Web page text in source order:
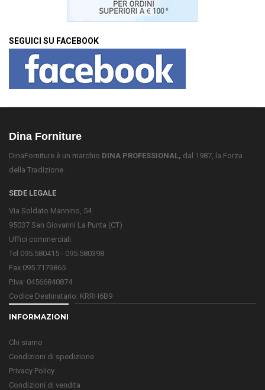
SEGUICI SU FACEBOOK
Dina Forniture
DinaForniture è un marchio DINA PROFESSIONAL, dal 1987, la Forza
della Tradizione.
SEDE LEGALE
Via Soldato Mannino, 54
95037 San Giovanni La Punta (CT)
Uffici commerciali:
Tel 095.580415 - 095.580398
Fax 095.7179865
P.Iva: 04566840874
Codice Destinatario: KRRH6B9
INFORMAZIONI
Chi siamo
Condizioni di spedizione
Privacy Policy
Condizioni di vendita